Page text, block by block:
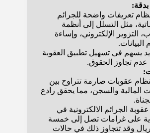
بدقة:
تعريفات واضحة للجرائم
مثل التسلل إلى أنظمة
التزوير الإلكتروني، وإساءة
البيانات.
يسهم في تسهيل تطبيق العقوبة
تجاوز الحقوق.
عقوبات صارمة تتراوح بين
المالية والسجن، مما يحقق رادع
الجرائم الالكترونية في
على غرامات تصل إلى خمسة
ريال وقد تتجاوز ذلك في حالات